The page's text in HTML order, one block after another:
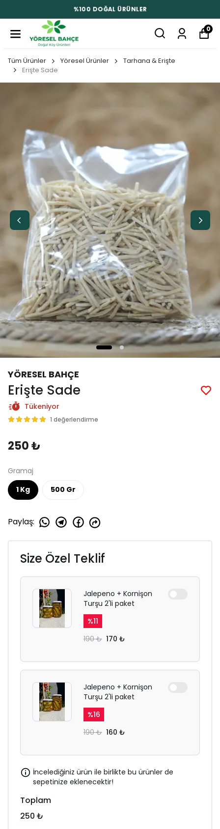
%100 DOĞAL ÜRÜNLER
0
Tüm Ürünler Yöresel Ürünler
Tarhana & Erişte
Erişte Sade
YÖRESEL BAHÇE
Erişte Sade
Tükeniyor
1 değerlendirme
250 ₺
Gramaj
1 Kg
500 Gr
Paylaş:
Size Özel Teklif
Jalepeno + Kornişon
Turşu 2'li paket
%11
190 ₺ 170 ₺
Jalepeno + Kornişon
Turşu 2'li paket
%16
190 ₺ 160 ₺
İncelediğiniz ürün ile birlikte bu ürünler de
sepetinize eklenecektir!
Toplam
250 ₺